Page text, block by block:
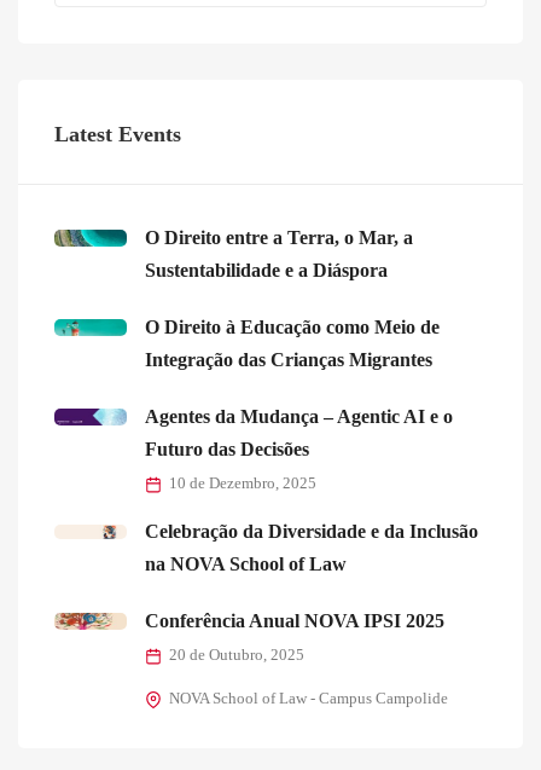
Latest Events
O Direito entre a Terra, o Mar, a
Sustentabilidade e a Diáspora
O Direito à Educação como Meio de
Integração das Crianças Migrantes
Agentes da Mudança – Agentic AI e o
Futuro das Decisões
10 de Dezembro, 2025
Celebração da Diversidade e da Inclusão
na NOVA School of Law
Conferência Anual NOVA IPSI 2025
20 de Outubro, 2025
NOVA School of Law - Campus Campolide